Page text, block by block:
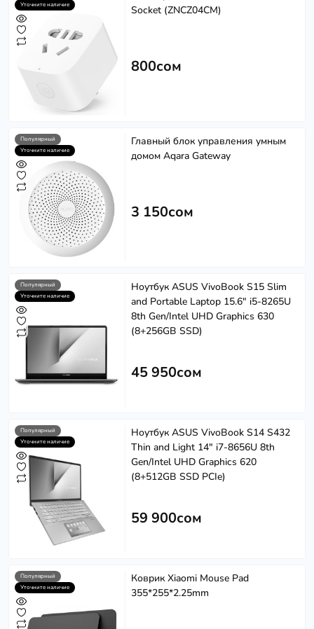
Уточните наличие
Socket (ZNCZ04CM)
800сом
Популярный
Уточните наличие
Главный блок управления умным
домом Aqara Gateway
3 150сом
Популярный
Уточните наличие
Ноутбук ASUS VivoBook S15 Slim
and Portable Laptop 15.6" i5-8265U
8th Gen/Intel UHD Graphics 630
(8+256GB SSD)
45 950сом
Популярный
Уточните наличие
Ноутбук ASUS VivoBook S14 S432
Thin and Light 14" i7-8656U 8th
Gen/Intel UHD Graphics 620
(8+512GB SSD PCIe)
59 900сом
Популярный
Уточните наличие
Коврик Xiaomi Mouse Pad
355*255*2.25mm